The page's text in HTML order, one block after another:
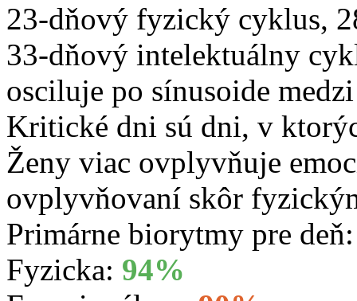
23-dňový fyzický cyklus,
33-dňový intelektuálny
osciluje po sínusoide
Kritické dni sú dni, v
Ženy viac ovplyvňuje
ovplyvňovaní skôr
Primárne biorytmy pre
Fyzicka: 94%